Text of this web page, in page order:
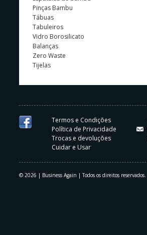
Pinças Bambu
Tábuas
Tabuleiros
Vidro Borosilicato
Balanças
Zero Waste
Tijelas
Termos e Condições
Política de Privacidade
Trocas e devoluções
Cuidar e Usar
© 2026 | Business Again | Todos os direitos reservados.